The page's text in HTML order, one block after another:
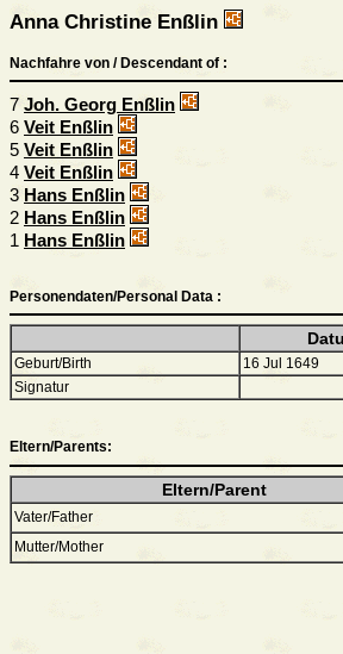
Anna Christine Enßlin
Nachfahre von / Descendant of :
7 Joh. Georg Enßlin
6 Veit Enßlin
5 Veit Enßlin
4 Veit Enßlin
3 Hans Enßlin
2 Hans Enßlin
1 Hans Enßlin
Personendaten/Personal Data :
Geburt/Birth 16 Jul 1649
Signatur
Eltern/Parents:
Eltern/Parent
Vater/Father
Mutter/Mother